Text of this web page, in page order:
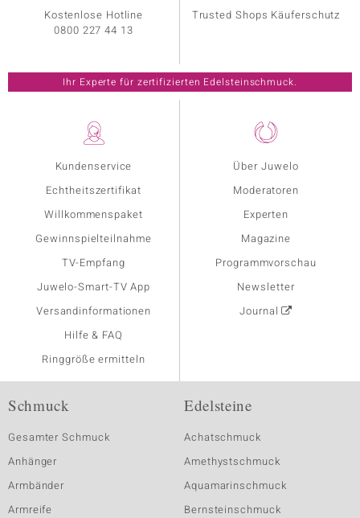
Kundenservice
Echtheitszertifikat
Willkommenspaket
Gewinnspielteilnahme
TV-Empfang
Juwelo-Smart-TV App
Versandinformationen
Hilfe & FAQ
Ringgröße ermitteln
Über Juwelo
Moderatoren
Experten
Magazine
Programmvorschau
Newsletter
Journal
Kostenlose Hotline
0800 227 44 13
Trusted Shops Käuferschutz
Ihr Experte für zertifizierten Edelsteinschmuck.
Schmuck
Gesamter Schmuck
Anhänger
Armbänder
Armreife
Edelsteine
Achatschmuck
Amethystschmuck
Aquamarinschmuck
Bernsteinschmuck